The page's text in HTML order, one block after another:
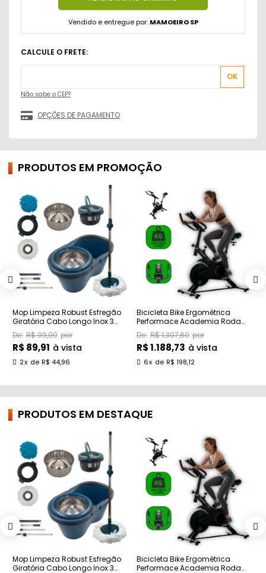
Vendido e entregue por: MAMOEIRO SP
Não sabe o CEP?
PRODUTOS EM PROMOÇÃO
Mop Limpeza Robust Esfregão
Giratória Cabo Longo Inox 3
Refil 16lR$ 99,90
R$ 89,91 à vista
2x de R$ 44,96
Bicicleta Bike Ergométrica
Performace Academia Roda
Inércia Althor
R$ 1.307,60
R$ 1.188,73 à vista
6x de R$ 198,12
PRODUTOS EM DESTAQUE
Mop Limpeza Robust Esfregão
Giratória Cabo Longo Inox 3
Bicicleta Bike Ergométrica
Performace Academia Roda